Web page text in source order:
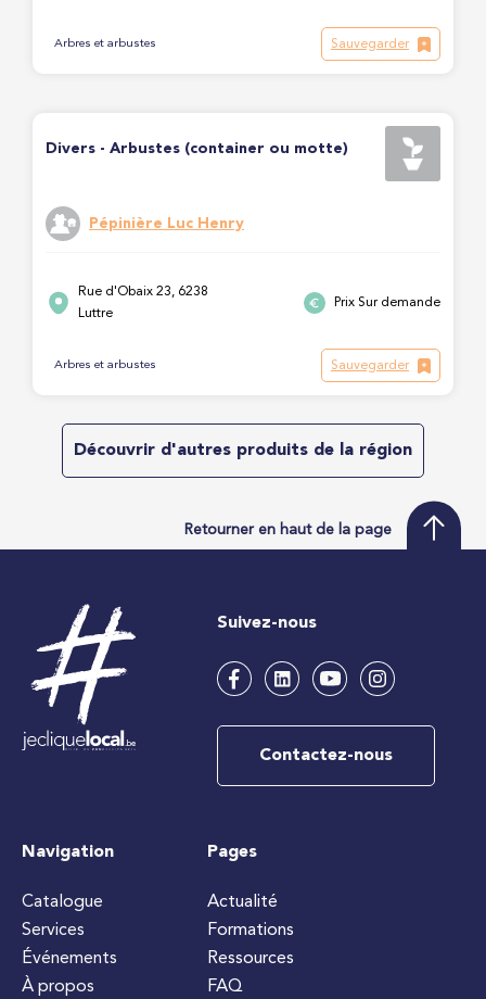
Arbres et arbustes Sauvegarder
Divers - Arbustes (container ou motte)
Pépinière Luc Henry
Rue d'Obaix 23, 6238
Luttre
Prix Sur demande
Arbres et arbustes Sauvegarder
Découvrir d'autres produits de la région
Retourner en haut de la page
Suivez-nous
Contactez-nous
Navigation
Catalogue
Services
Événements
À propos
Pages
Actualité
Formations
Ressources
FAQ